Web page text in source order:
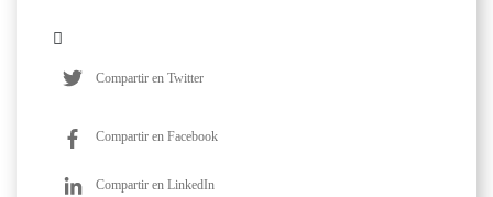
Compartir en Twitter
Compartir en Facebook
Compartir en LinkedIn